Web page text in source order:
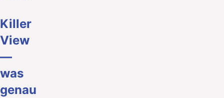
Killer
View
—
was
genau